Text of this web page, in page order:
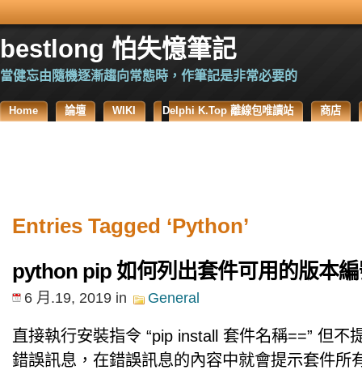
bestlong 怕失憶筆記
當健忘由隨機逐漸趨向常態時，作筆記是非常必要的
Home 論壇 WIKI Delphi K.Top 離線包唯讀站 商店
Entries Tagged ‘Python’
python pip 如何列出套件可用的版本
6 月.19, 2019 in General
直接執行安裝指令 “pip install 套件名稱==” 但不
錯誤訊息，在錯誤訊息的內容中就會提示套件所